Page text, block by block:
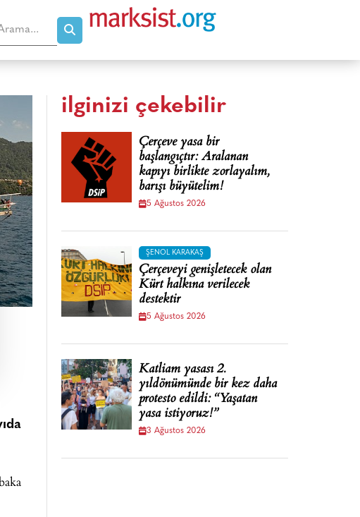
ilginizi çekebilir
Çerçeve yasa bir
başlangıçtır: Aralanan
kapıyı birlikte zorlayalım,
barışı büyütelim!
5 Ağustos 2026
ŞENOL KARAKAŞ
Çerçeveyi genişletecek olan
Kürt halkına verilecek
destektir
5 Ağustos 2026
Katliam yasası 2.
yıldönümünde bir kez daha
protesto edildi: “Yaşatan
yasa istiyoruz!”
3 Ağustos 2026